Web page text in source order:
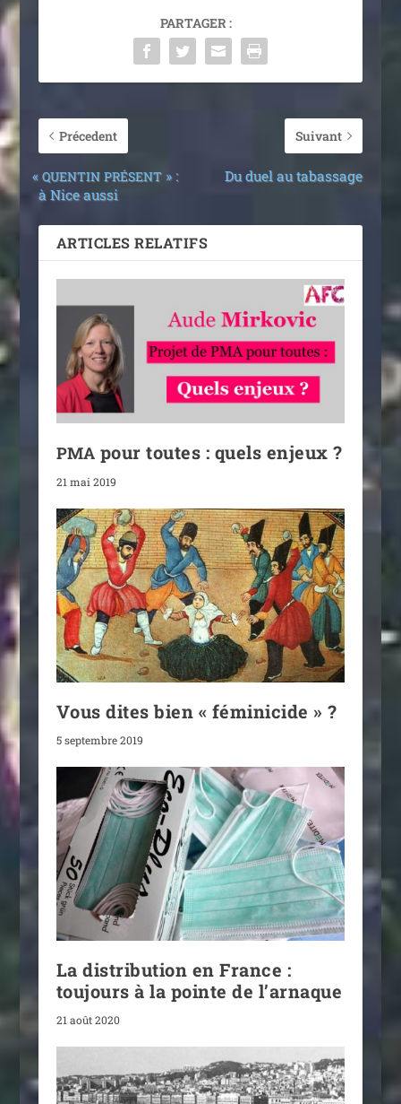
PARTAGER :
Précedent
« QUENTIN PRÉSENT » :
à Nice aussi
Suivant
Du duel au tabassage
ARTICLES RELATIFS
PMA pour toutes : quels enjeux ?
21 mai 2019
Vous dites bien « féminicide » ?
5 septembre 2019
La distribution en France :
toujours à la pointe de l’arnaque
21 août 2020